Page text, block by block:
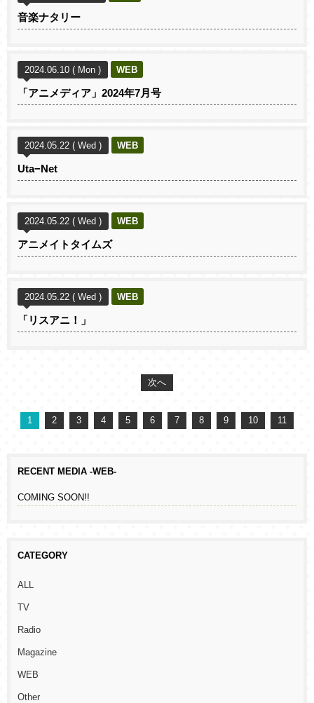
音楽ナタリー
2024.06.10 ( Mon ) WEB
「アニメディア」2024年7月号
2024.05.22 ( Wed ) WEB
Uta−Net
2024.05.22 ( Wed ) WEB
アニメイトタイムズ
2024.05.22 ( Wed ) WEB
「リスアニ！」
次へ
1 2 3 4 5 6 7 8 9 10 11
RECENT MEDIA -WEB-
COMING SOON!!
CATEGORY
ALL
TV
Radio
Magazine
WEB
Other